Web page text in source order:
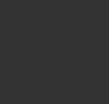
培养包容性与归属感。
基础理解，具有前瞻性。
所有儿童接触和欣赏多元文化。
是学习过程中宝贵且正常的部分。